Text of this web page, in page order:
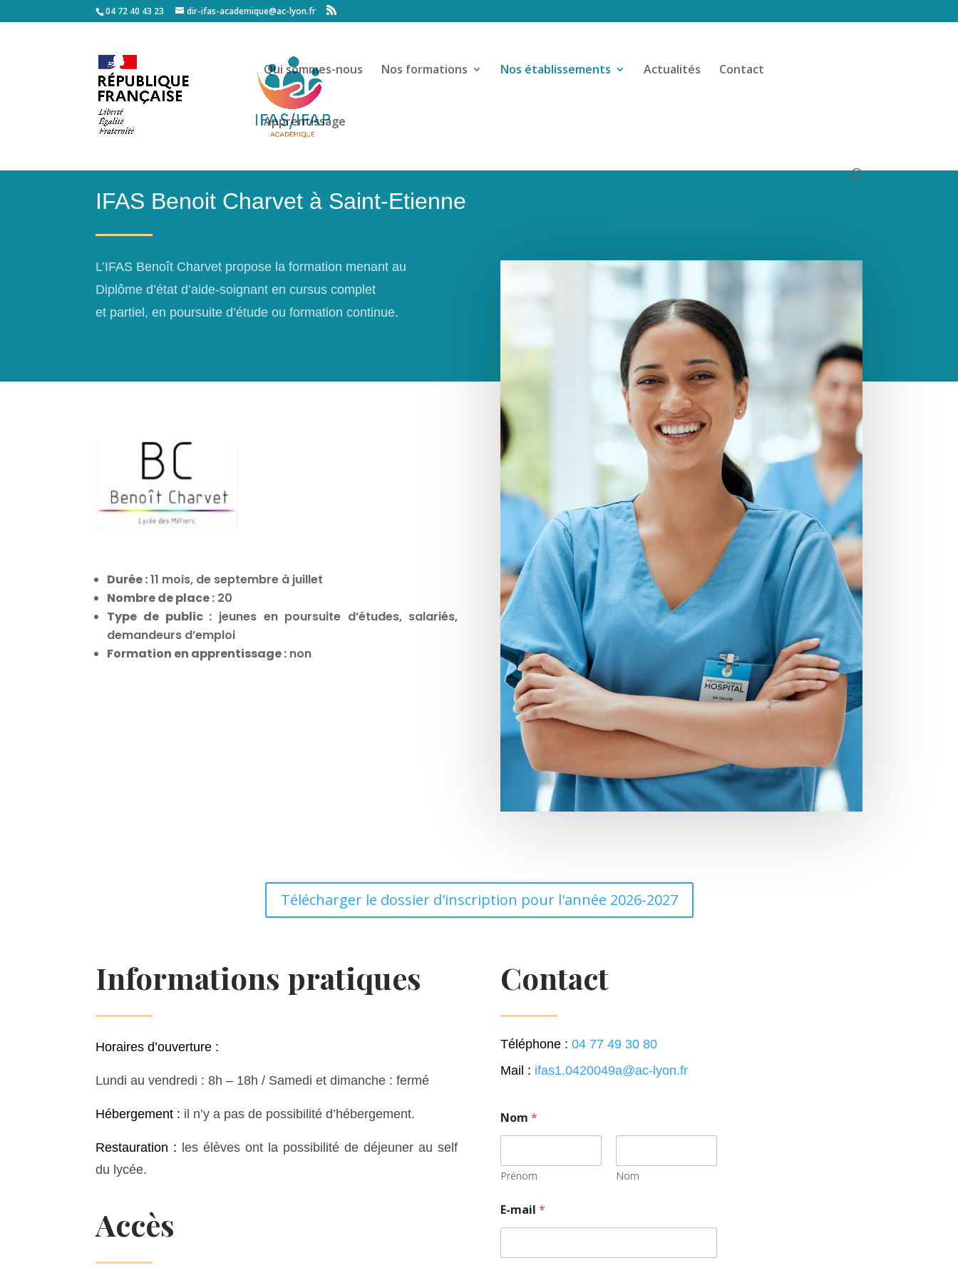
04 72 40 43 23 dir-ifas-academique@ac-lyon.fr
Qui sommes-nous Nos formations Nos établissements Actualités Contact
Apprentissage
IFAS Benoit Charvet à Saint-Etienne
L’IFAS Benoît Charvet propose la formation menant au
Diplôme d’état d’aide-soignant en cursus complet
et partiel, en poursuite d’étude ou formation continue.
Durée :11 mois, de septembre à juillet
Nombre de place : 20
Type de public : jeunes en poursuite d’études, salariés,
demandeurs d’emploi
Formation en apprentissage : non
Télécharger le dossier d'inscription pour l'année 2026-2027
Informations pratiques
Horaires d’ouverture :
Lundi au vendredi : 8h – 18h / Samedi et dimanche : fermé
Hébergement : il n’y a pas de possibilité d’hébergement.
Restauration : les élèves ont la possibilité de déjeuner au self
du lycée.
Accès
Contact
Téléphone : 04 77 49 30 80
Mail : ifas1.0420049a@ac-lyon.fr
Nom *
Prénom Nom
E-mail *